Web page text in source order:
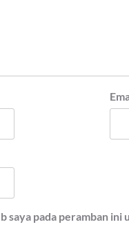
saya pada peramban